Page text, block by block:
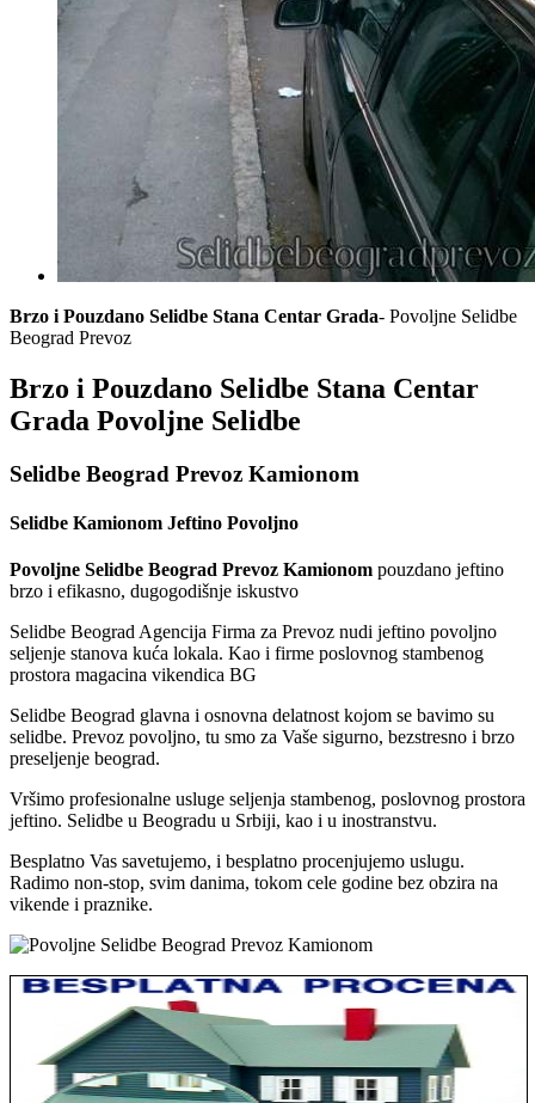
Brzo i Pouzdano Selidbe Stana Centar Grada- Povoljne Selidbe
Beograd Prevoz
Brzo i Pouzdano Selidbe Stana Centar
Grada Povoljne Selidbe
Selidbe Beograd Prevoz Kamionom
Selidbe Kamionom Jeftino Povoljno
Povoljne Selidbe Beograd Prevoz Kamionom pouzdano jeftino
brzo i efikasno, dugogodišnje iskustvo
Selidbe Beograd Agencija Firma za Prevoz nudi jeftino povoljno
seljenje stanova kuća lokala. Kao i firme poslovnog stambenog
prostora magacina vikendica BG
Selidbe Beograd glavna i osnovna delatnost kojom se bavimo su
selidbe. Prevoz povoljno, tu smo za Vaše sigurno, bezstresno i brzo
preseljenje beograd.
Vršimo profesionalne usluge seljenja stambenog, poslovnog prostora
jeftino. Selidbe u Beogradu u Srbiji, kao i u inostranstvu.
Besplatno Vas savetujemo, i besplatno procenjujemo uslugu.
Radimo non-stop, svim danima, tokom cele godine bez obzira na
vikende i praznike.